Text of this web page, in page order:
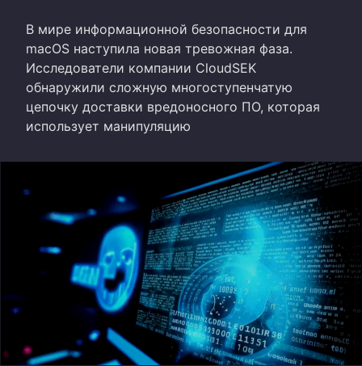
В мире информационной безопасности для
macOS наступила новая тревожная фаза.
Исследователи компании CloudSEK
обнаружили сложную многоступенчатую
цепочку доставки вредоносного ПО, которая
использует манипуляцию